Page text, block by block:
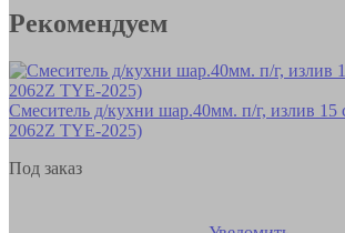
Рекомендуем
Смеситель д/кухни шар.40мм. п/г, излив
2062Z TYE-2025)
Под заказ